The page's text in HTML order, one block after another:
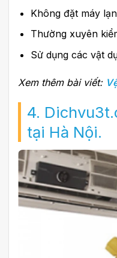
Không đặt máy
Thường xuyên
Sử dụng các vật
Xem thêm bài viết:
4.
tại Hà Nội.